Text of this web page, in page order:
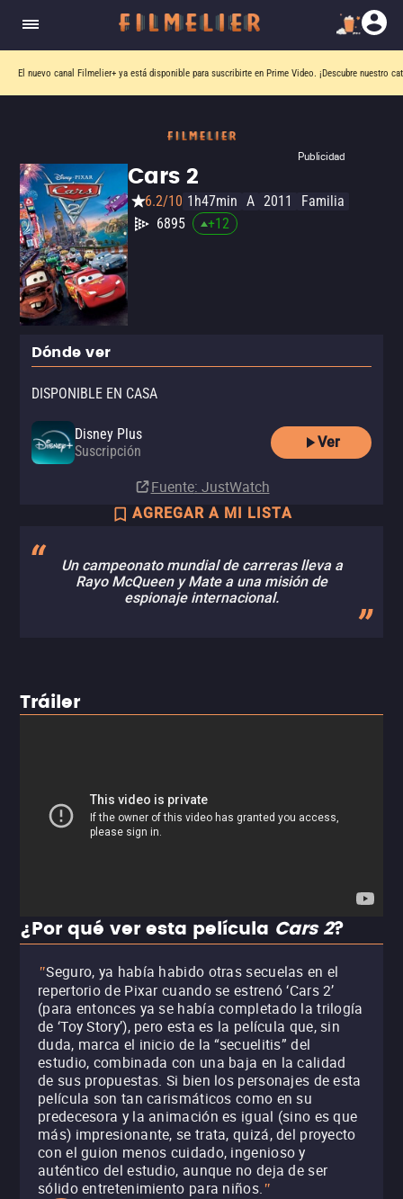
El nuevo canal Filmelier+ ya está disponible para suscribirte en Prime Video. ¡Descubre nuestro
Publicidad
Cars 2
6.2/10 1h47min A 2011
Familia
6895
+12
Dónde ver
DISPONIBLE EN CASA
Disney Plus
Suscripción
Ver
Fuente: JustWatch
AGREGAR A MI LISTA
Un campeonato mundial de carreras lleva a
Rayo McQueen y Mate a una misión de
espionaje internacional.
Tráiler
¿Por qué ver esta película Cars 2?
"Seguro, ya había habido otras secuelas en el
repertorio de Pixar cuando se estrenó ‘Cars 2’
(para entonces ya se había completado la trilogía
de ‘Toy Story’), pero esta es la película que, sin
duda, marca el inicio de la “secuelitis” del
estudio, combinada con una baja en la calidad
de sus propuestas. Si bien los personajes de esta
película son tan carismáticos como en su
predecesora y la animación es igual (sino es que
más) impresionante, se trata, quizá, del proyecto
con el guion menos cuidado, ingenioso y
auténtico del estudio, aunque no deja de ser
sólido entretenimiento para niños."